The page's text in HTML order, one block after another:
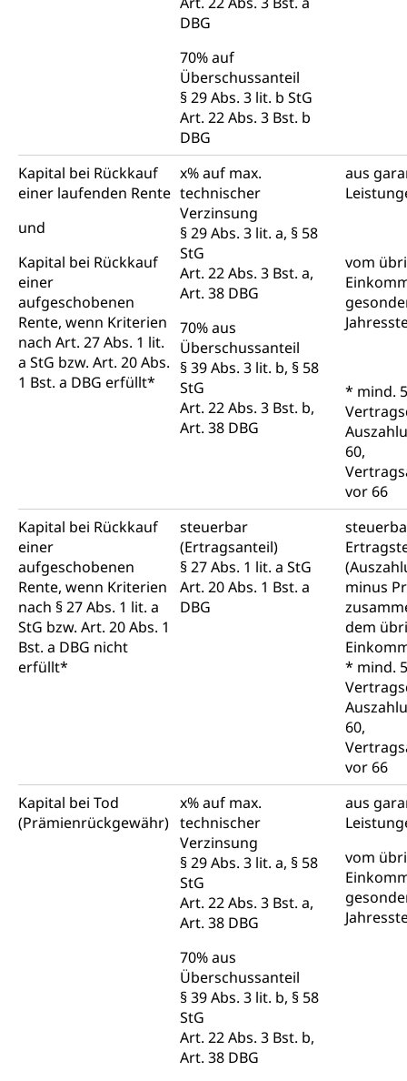
DBG
70% auf
Überschussanteil
§ 29 Abs. 3 lit. b StG
Art. 22 Abs. 3 Bst. b
DBG
Kapital bei Rückkauf
einer laufenden Rente
und
Kapital bei Rückkauf
einer
aufgeschobenen
Rente, wenn Kriterien
nach Art. 27 Abs. 1 lit.
a StG bzw. Art. 20 Abs.
1 Bst. a DBG erfüllt*
x% auf max.
technischer
Verzinsung
§ 29 Abs. 3 lit. a, § 58
StG
Art. 22 Abs. 3 Bst. a,
Art. 38 DBG
70% aus
Überschussanteil
§ 39 Abs. 3 lit. b, § 58
StG
Art. 22 Abs. 3 Bst. b,
Art. 38 DBG
aus
vom
* mind.
60,
vor 66
Kapital bei Rückkauf
einer
aufgeschobenen
Rente, wenn Kriterien
nach § 27 Abs. 1 lit. a
StG bzw. Art. 20 Abs. 1
Bst. a DBG nicht
erfüllt*
steuerbar
(Ertragsanteil)
§ 27 Abs. 1 lit. a StG
Art. 20 Abs. 1 Bst. a
DBG
minus
dem
* mind.
60,
vor 66
Kapital bei Tod
(Prämienrückgewähr)
x% auf max.
technischer
Verzinsung
§ 29 Abs. 3 lit. a, § 58
StG
Art. 22 Abs. 3 Bst. a,
Art. 38 DBG
70% aus
Überschussanteil
§ 39 Abs. 3 lit. b, § 58
StG
Art. 22 Abs. 3 Bst. b,
Art. 38 DBG
aus
vom